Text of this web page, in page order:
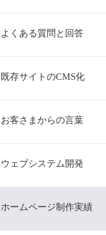
よくある質問と回答
既存サイトのCMS化
お客さまからの言葉
ウェブシステム開発
ホームページ制作実績